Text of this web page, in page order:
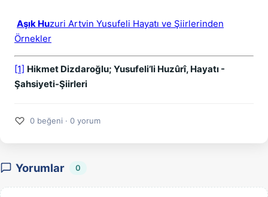
Aşık Huzuri Artvin Yusufeli Hayatı ve Şiirlerinden
Örnekler
[1] Hikmet Dizdaroğlu; Yusufeli’li Huzûrî, Hayatı -
Şahsiyeti-Şiirleri
♡ 0 beğeni · 0 yorum
Yorumlar 0